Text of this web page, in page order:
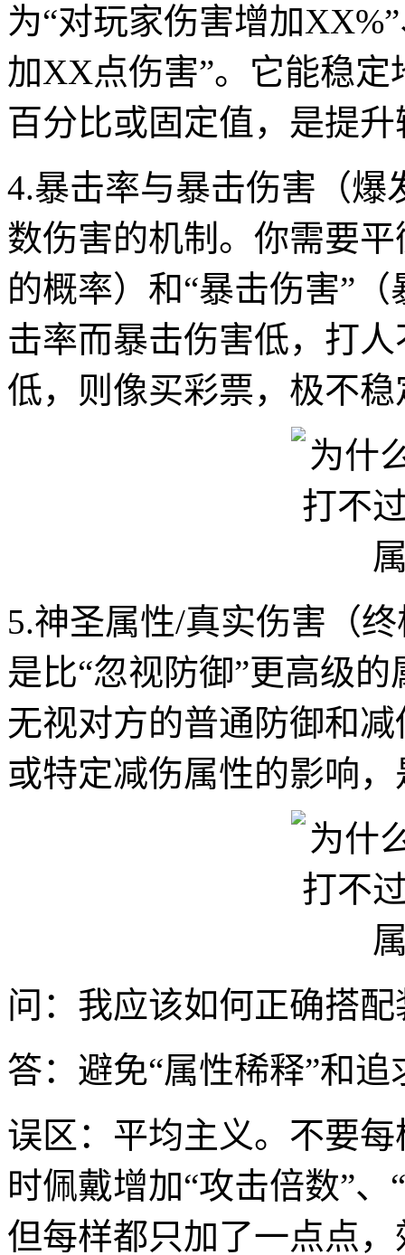
为“对玩家伤害增加
加XX点伤害”。它能稳
百分比或固定值，是提
4.暴击率与暴击伤害（爆
数伤害的机制。你需要
的概率）和“暴击伤害”
击率而暴击伤害低，打
低，则像买彩票，极不稳
5.神圣属性/真实伤害（
是比“忽视防御”更高级
无视对方的普通防御和
或特定减伤属性的影响
问：我应该如何正确搭
答：避免“属性稀释”和
误区：平均主义。不要
时佩戴增加“攻击倍数”
但每样都只加了一点点